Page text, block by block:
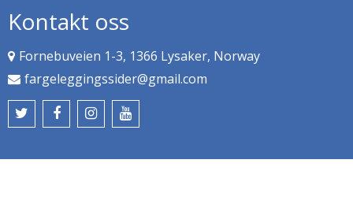
Kontakt oss
Fornebuveien 1-3, 1366 Lysaker, Norway
fargeleggingssider@gmail.com